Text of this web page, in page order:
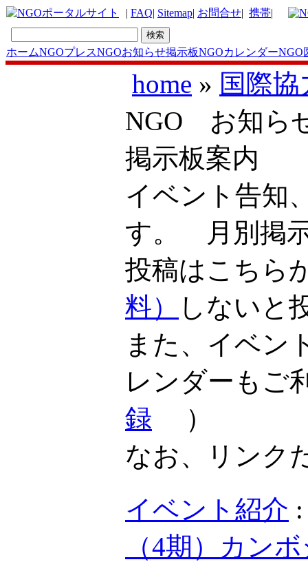
| FAQ| Sitemap| お問合せ| 携帯|
ホームNGOプレスNGOお知らせ掲示板NGOカレンダーNGO
home » 国際
NGO お知ら
掲示板案内
イベント告知
す。 月別掲
投稿はこち
料）
しないと
また、イベン
レンダーもご
録 ）
なお、リンク
イベント紹介
（4期）カン